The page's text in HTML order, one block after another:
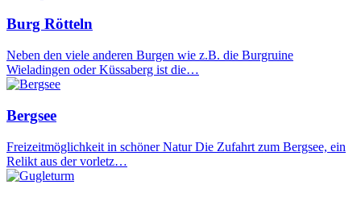
Burg Rötteln
Neben den viele anderen Burgen wie z.B. die Burgruine
Wieladingen oder Küssaberg ist die…
Bergsee
Freizeitmöglichkeit in schöner Natur Die Zufahrt zum Bergsee, ein
Relikt aus der vorletz…